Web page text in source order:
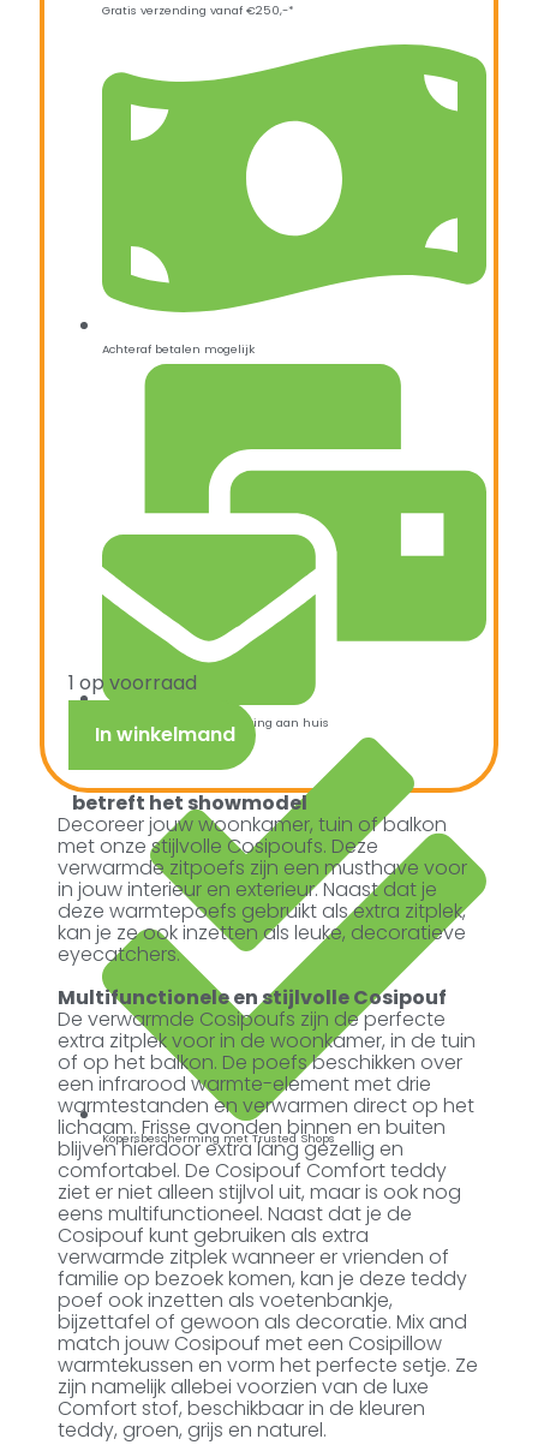
Gratis verzending vanaf €250,-*
Achteraf betalen mogelijk
Snelle verzending & levering aan huis
Kopersbescherming met Trusted Shops
1 op voorraad
In winkelmand
betreft het showmodel
Decoreer jouw woonkamer, tuin of balkon
met onze stijlvolle Cosipoufs. Deze
verwarmde zitpoefs zijn een musthave voor
in jouw interieur en exterieur. Naast dat je
deze warmtepoefs gebruikt als extra zitplek,
kan je ze ook inzetten als leuke, decoratieve
eyecatchers.
Multifunctionele en stijlvolle Cosipouf
De verwarmde Cosipoufs zijn de perfecte
extra zitplek voor in de woonkamer, in de tuin
of op het balkon. De poefs beschikken over
een infrarood warmte-element met drie
warmtestanden en verwarmen direct op het
lichaam. Frisse avonden binnen en buiten
blijven hierdoor extra lang gezellig en
comfortabel. De Cosipouf Comfort teddy
ziet er niet alleen stijlvol uit, maar is ook nog
eens multifunctioneel. Naast dat je de
Cosipouf kunt gebruiken als extra
verwarmde zitplek wanneer er vrienden of
familie op bezoek komen, kan je deze teddy
poef ook inzetten als voetenbankje,
bijzettafel of gewoon als decoratie. Mix and
match jouw Cosipouf met een Cosipillow
warmtekussen en vorm het perfecte setje. Ze
zijn namelijk allebei voorzien van de luxe
Comfort stof, beschikbaar in de kleuren
teddy, groen, grijs en naturel.